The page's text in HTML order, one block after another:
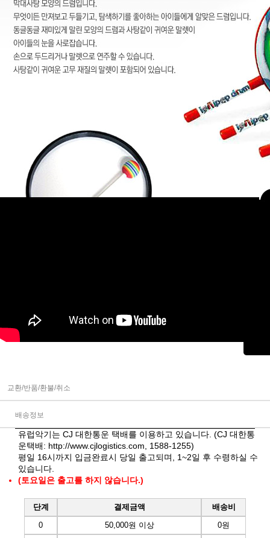
교환/반품/환불/취소
배송정보
유럽악기는 CJ 대한통운 택배를 이용하고 있습니다. (CJ 대한통
운택배: http://www.cjlogistics.com , 1588-1255)
평일 16시까지 입금완료시 당일 출고되며, 1~2일 후 수령하실 수
있습니다.
(토요일은 출고를 하지 않습니다.)
단계 결제금액
배송비
0
50,000원 이상
0원